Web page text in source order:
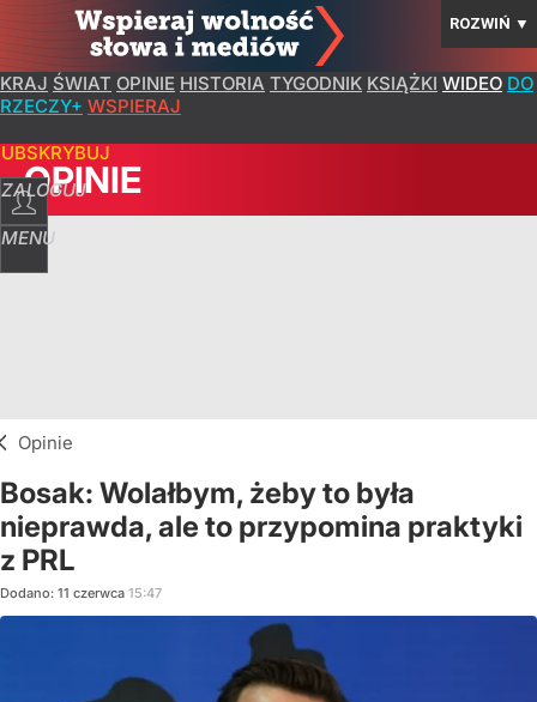
ROZWIŃ ▼
KRAJ ŚWIAT OPINIE HISTORIA TYGODNIK KSIĄŻKI WIDEO DO
RZECZY+ WSPIERAJ
ZALOGUJ
MENU
OPINIE
Opinie
Bosak: Wolałbym, żeby to była
nieprawda, ale to przypomina praktyki
z PRL
Dodano: 11 czerwca 15:47